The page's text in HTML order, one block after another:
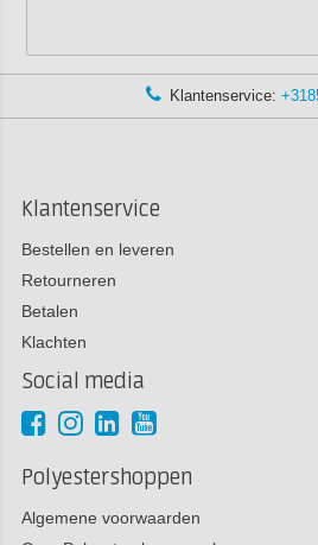
Klantenservice:
Klantenservice
Bestellen en leveren
Retourneren
Betalen
Klachten
Social media
Polyestershoppen
Algemene voorwaarden